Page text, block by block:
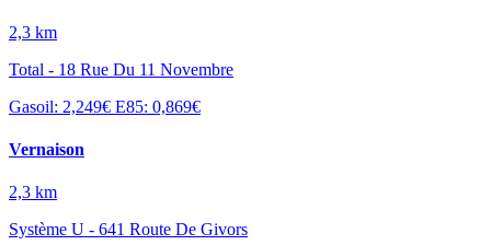
2,3 km
Total - 18 Rue Du 11 Novembre
Gasoil: 2,249€ E85: 0,869€
Vernaison
2,3 km
Système U - 641 Route De Givors